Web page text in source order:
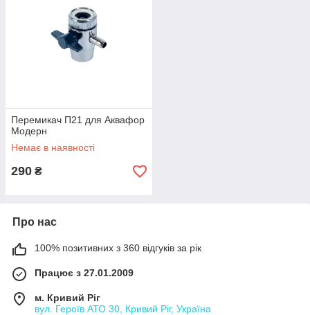
Перемикач П21 для Аквафор
Модерн
Немає в наявності
290 ₴
Про нас
100% позитивних з 360 відгуків за рік
Працює з 27.01.2009
м. Кривий Ріг
вул. Героїв АТО 30, Кривий Ріг, Україна